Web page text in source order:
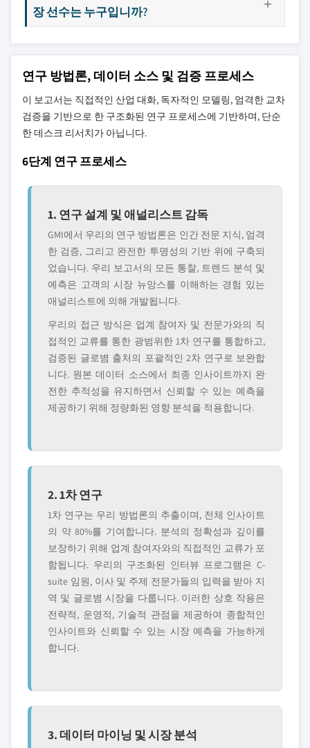
장 선수는 누구입니까?
연구 방법론, 데이터 소스 및 검증 프로세스
이 보고서는 직접적인 산업 대화, 독자적인 모델링, 엄격한 교차
검증을 기반으로 한 구조화된 연구 프로세스에 기반하며, 단순
한 데스크 리서치가 아닙니다.
6단계 연구 프로세스
1. 연구 설계 및 애널리스트 감독
GMI에서 우리의 연구 방법론은 인간 전문 지식, 엄격
한 검증, 그리고 완전한 투명성의 기반 위에 구축되
었습니다. 우리 보고서의 모든 통찰, 트렌드 분석 및
예측은 고객의 시장 뉴앙스를 이해하는 경험 있는
애널리스트에 의해 개발됩니다.
우리의 접근 방식은 업계 참여자 및 전문가와의 직
접적인 교류를 통한 광범위한 1차 연구를 통합하고,
검증된 글로볌 출처의 포괄적인 2차 연구로 보완합
니다. 원본 데이터 소스에서 최종 인사이트까지 완
전한 추적성을 유지하면서 신뢰할 수 있는 예측을
제공하기 위해 정량화된 영향 분석을 적용합니다.
2. 1차 연구
1차 연구는 우리 방법론의 추출이며, 전체 인사이트
의 약 80%를 기여합니다. 분석의 정확성과 깊이를
보장하기 위해 업계 참여자와의 직접적인 교류가 포
함됩니다. 우리의 구조화된 인터뷰 프로그램은 C-
suite 임원, 이사 및 주제 전문가들의 입력을 받아 지
역 및 글로볌 시장을 다룹니다. 이러한 상호 작용은
전략적, 운영적, 기술적 관점을 제공하여 종합적인
인사이트와 신뢰할 수 있는 시장 예측을 가능하게
합니다.
3. 데이터 마이닝 및 시장 분석